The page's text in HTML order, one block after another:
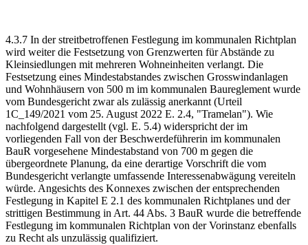
4.3.7 In der streitbetroffenen Festlegung im kommunalen Richtplan
wird weiter die Festsetzung von Grenzwerten für Abstände zu
Kleinsiedlungen mit mehreren Wohneinheiten verlangt. Die
Festsetzung eines Mindestabstandes zwischen Grosswindanlagen
und Wohnhäusern von 500 m im kommunalen Baureglement wurde
vom Bundesgericht zwar als zulässig anerkannt (Urteil
1C_149/2021 vom 25. August 2022 E. 2.4, "Tramelan"). Wie
nachfolgend dargestellt (vgl. E. 5.4) widerspricht der im
vorliegenden Fall von der Beschwerdeführerin im kommunalen
BauR vorgesehene Mindest­abstand von 700 m gegen die
übergeordnete Planung, da eine derartige Vorschrift die vom
Bundesgericht verlangte umfassende Interessenabwägung vereiteln
würde. Angesichts des Konnexes zwischen der entsprechenden
Festlegung in Kapitel E 2.1 des kommunalen Richtplanes und der
strittigen Bestimmung in Art. 44 Abs. 3 BauR wurde die betreffende
Festlegung im kommunalen Richtplan von der Vorinstanz ebenfalls
zu Recht als unzulässig qualifiziert.